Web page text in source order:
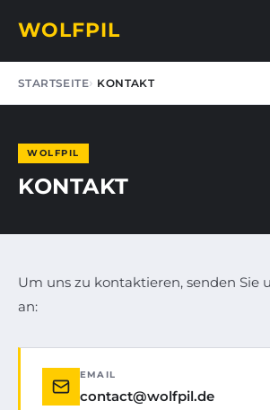
WOLFPIL
STARTSEITE KONTAKT
WOLFPIL
KONTAKT
Um uns zu kontaktieren, senden Sie
an:
EMAIL
contact@wolfpil.de